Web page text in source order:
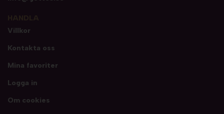
Villkor
Kontakta oss
Mina favoriter
Logga in
Om cookies